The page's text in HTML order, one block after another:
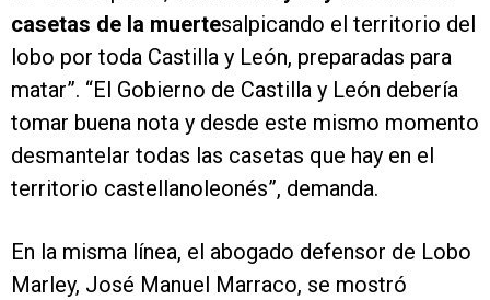
casetas de la muertesalpicando el territorio del
lobo por toda Castilla y León, preparadas para
matar”. “El Gobierno de Castilla y León debería
tomar buena nota y desde este mismo momento
desmantelar todas las casetas que hay en el
territorio castellanoleonés”, demanda.
En la misma línea, el abogado defensor de Lobo
Marley, José Manuel Marraco, se mostró